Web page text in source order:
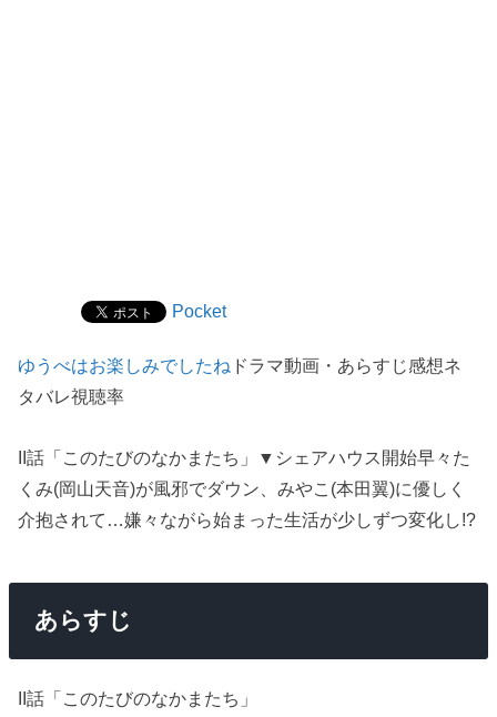
Pocket
ゆうべはお楽しみでしたね ドラマ動画・あらすじ感想ネ
タバレ視聴率
II話「このたびのなかまたち」▼シェアハウス開始早々た
くみ(岡山天音)が風邪でダウン、みやこ(本田翼)に優しく
介抱されて…嫌々ながら始まった生活が少しずつ変化し!?
あらすじ
II話「このたびのなかまたち」